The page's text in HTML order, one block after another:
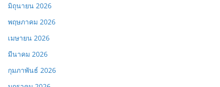
มิถุนายน 2026
พฤษภาคม 2026
เมษายน 2026
มีนาคม 2026
กุมภาพันธ์ 2026